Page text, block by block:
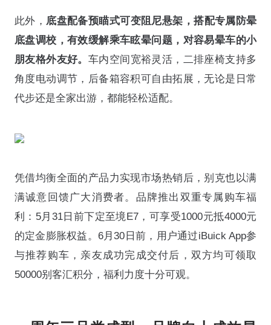
此外， 底盘配备预瞄式可变阻尼悬架，搭配专属防晕
底盘调校，有效缓解乘车眩晕问题，对容易晕车的小
朋友格外友好。 车内空间宽裕灵活，二排座椅支持多
角度电动调节，后备箱容积可自由拓展，无论是日常
代步还是全家出游，都能轻松适配。
凭借均衡全面的产品力实现市场热销后，别克也以满
满诚意回馈广大消费者。品牌推出双重专属购车福
利：5月31日前下定至境E7，可享受1000元抵4000元
的定金膨胀权益。6月30日前，用户通过iBuick App参
与推荐购车，亲友成功完成交付后，双方均可领取
50000别客汇积分，福利力度十分可观。